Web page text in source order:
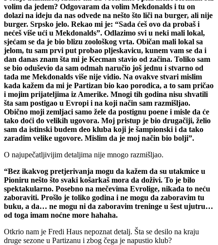
volim da jedem? Odgovaram da volim Mekdonalds i tu on
dolazi na ideju da nas odvede na nešto što liči na burger, ali nije
burger. Srpsko jelo. Rekao mi je: “Sada ćeš ovo da probaš i
nećeš više ući u Mekdonalds”. Odlazimo svi u neki mali lokal,
sjećam se da je bio blizu zoološkog vrta. Običan mali lokal sa
jelom, tu sam prvi put probao pljeskavicu, kunem vam se da i
dan danas znam šta mi je Kecman stavio od začina. Toliko sam
se bio oduševio da sam odmah naručio još jednu i stvarno od
tada me Mekdonalds više nije vidio. Na ovakve stvari mislim
kada kažem da mi je Partizan bio kao porodica, a to sam pričao
i mojim prijateljima iz Amerike. Mnogi tih godina nisu shvatili
šta sam postigao u Evropi i na koji način sam razmišljao.
Obično moji zemljaci samo žele da postignu poene i misle da će
tako doći do velikih ugovora. Moj pristup je bio drugačiji, želio
sam da istinski budem deo kluba koji je šampionski i da tako
zaradim velike ugovore. Mislim da je moj način bio bolji”.
O najupečatljivijim detaljima nije mnogo razmišljao.
“Bez ikakvog pretjerivanja mogu da kažem da su utakmice u
Pioniru nešto što svaki košarkaš mora da doživi. To je bilo
spektakularno. Posebno na mečevima Evrolige, nikada to neću
zaboraviti. Prošlo je toliko godina i ne mogu da zaboravim tu
buku, a da… ne mogu ni da zaboravim treninge u šest ujutru…
od toga imam noćne more hahaha.
Otkrio nam je Fredi Haus nepoznat detalj. Šta se desilo na kraju
druge sezone u Partizanu i zbog čega je napustio klub?